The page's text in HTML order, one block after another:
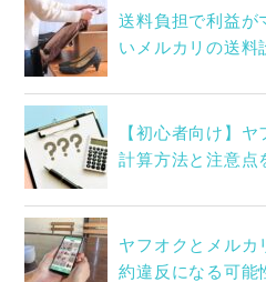
送料負担で利益が
いメルカリの送料
【初心者向け】
計算方法と注意点
ヤフオクとメルカ
約違反になる可能